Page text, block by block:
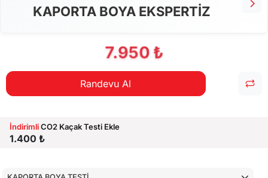
KAPORTA BOYA EKSPERTİZ
7.950 ₺
Randevu Al
İndirimliCO2 Kaçak Testi Ekle
1.400 ₺